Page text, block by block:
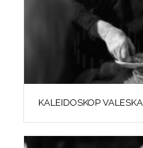
KALEIDOSKOP